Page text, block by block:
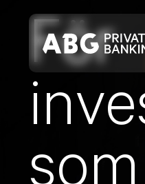
contentFör